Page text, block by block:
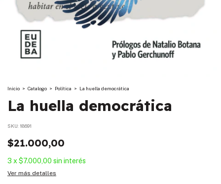
Inicio > Catalogo > Política > La huella democrática
La huella democrática
SKU: 18691
$21.000,00
3 x$7.000,00 sin interés
Ver más detalles